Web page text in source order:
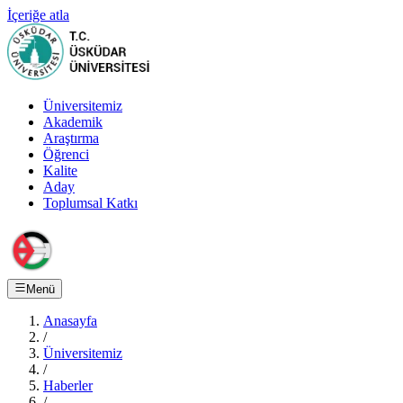
İçeriğe atla
Üniversitemiz
Akademik
Araştırma
Öğrenci
Kalite
Aday
Toplumsal Katkı
Menü
Anasayfa
/
Üniversitemiz
/
Haberler